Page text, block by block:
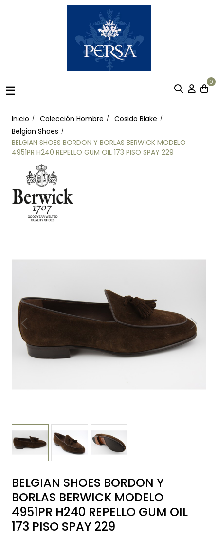
Navegación
palanca
☰
0
Inicio Colección Hombre
Cosido Blake
Belgian Shoes
BELGIAN SHOES BORDON Y BORLAS BERWICK MODELO
4951PR H240 REPELLO GUM OIL 173 PISO SPAY 229
BELGIAN SHOES BORDON Y
BORLAS BERWICK MODELO
4951PR H240 REPELLO GUM OIL
173 PISO SPAY 229